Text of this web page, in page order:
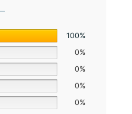
100%
0%
0%
0%
0%